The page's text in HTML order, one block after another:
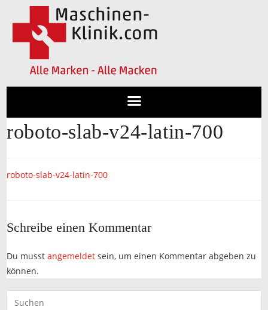
roboto-slab-v24-latin-700
roboto-slab-v24-latin-700
Schreibe einen Kommentar
Du musstangemeldet sein, um einen Kommentar abgeben zu
können.